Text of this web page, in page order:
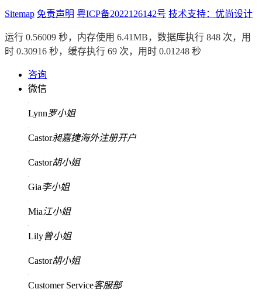
Sitemap 免责声明 粤ICP备2022126142号 技术支持：优尚设计
运行 0.56009 秒，内存使用 6.41MB，数据库执行 848 次，用
时 0.30916 秒，缓存执行 69 次，用时 0.01248 秒
咨询
微信
Lynn罗小姐
Castor昶嘉捷海外注册开户
Castor胡小姐
Gia李小姐
Mia江小姐
Lily曾小姐
Castor胡小姐
Customer Service客服部